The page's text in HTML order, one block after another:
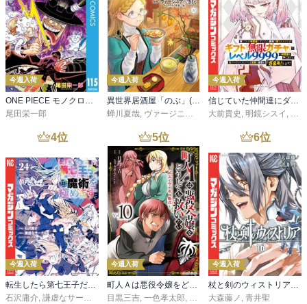
今週入荷
ONE PIECE モノクロ版 115
尾田栄一郎
今週入荷
異世界居酒屋「のぶ」(22)
蝉川夏哉, ヴァージニア二等兵 ,転
今週入荷
信じていた仲間達にダンジョン奥地で殺されかけたがギフト『無限ガチャ』でレベル９９９９の仲間達を手に入れて元パーティーメンバーと世界に復讐＆『ざまぁ！』します！（２３）
大前貴史 , 明鏡シスイ , ｔ
4位
今週入荷
転生したら第七王子だったので、気ままに魔術を極めます（２４）
石沢庸介, 謙虚なサークル メル。
5位
今週入荷
町人Ａは悪役令嬢をどうしても救いたい ～どぶと空と氷の姫君～１０【電子書店共通特典イラスト付】
目黒三吉, 一色孝太郎, Parum
6位
今週入荷
杖と剣のウィストリア（１６）
大森藤ノ , 青井聖